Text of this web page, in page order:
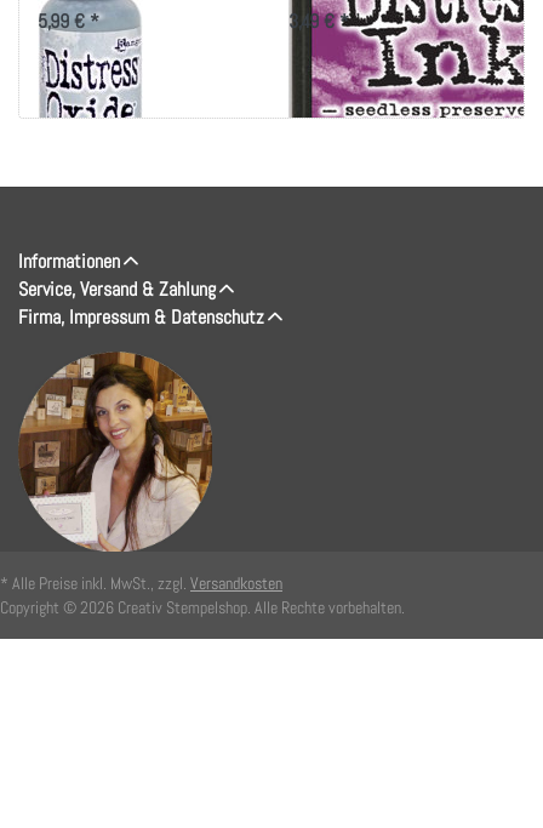
5,99 € * 3,49 € *
Informationen
Service, Versand & Zahlung
Firma, Impressum & Datenschutz
* Alle Preise inkl. MwSt., zzgl. Versandkosten
Copyright © 2026 Creativ Stempelshop. Alle Rechte vorbehalten.